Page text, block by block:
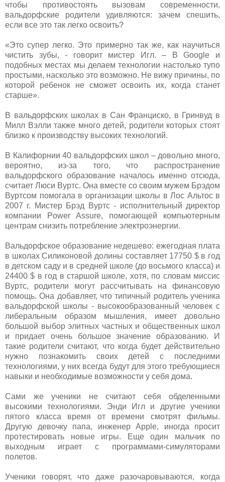
чтобы противостоять вызовам современности,
вальдорфские родители удивляются: зачем спешить,
если все это так легко освоить?
«Это супер легко. Это примерно так же, как научиться
чистить зубы, - говорит мистер Игл. – В Google и
подобных местах мы делаем технологии настолько тупо
простыми, насколько это возможно. Не вижу причины, по
которой ребенок не сможет освоить их, когда станет
старше».
В вальдорфских школах в Сан Франциско, в Гринвуд в
Милл Вэлли также много детей, родители которых стоят
близко к производству высоких технологий.
В Калифорнии 40 вальдорфских школ – довольно много,
вероятно, из-за того, что распространение
вальдорфского образование началось именно отсюда,
считает Люси Вуртс. Она вместе со своим мужем Брэдом
Вуртсом помогала в организации школы в Лос Альтос в
2007 г. Мистер Брэд Вуртс - исполнительный директор
компании Power Assure, помогающей компьютерным
центрам снизить потребление электроэнергии.
Вальдорфское образование недешево: ежегодная плата
в школах Силиконовой долины составляет 17750 $ в год
в детском саду и в средней школе (до восьмого класса) и
24400 $ в год в старшой школе, хотя, по словам миссис
Вуртс, родители могут рассчитывать на финансовую
помощь. Она добавляет, что типичный родитель ученика
вальдорфской школы - высокообразованный человек с
либеральным образом мышления, имеет довольно
большой выбор элитных частных и общественных школ
и придает очень большое значение образованию. И
такие родители считают, что когда будет действительно
нужно познакомить своих детей с последними
технологиями, у них всегда будут для этого требующиеся
навыки и необходимые возможности у себя дома.
Сами же ученики не считают себя обделенными
высокими технологиями. Энди Игл и другие ученики
пятого класса время от времени смотрят фильмы.
Другую девочку папа, инженер Apple, иногда просит
протестировать новые игры. Еще один мальчик по
выходным играет с программами-симуляторами
полетов.
Ученики говорят, что даже разочаровываются, когда